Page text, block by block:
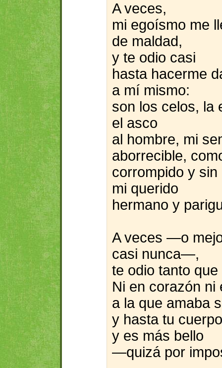
A veces,
mi egoísmo me
de maldad,
y te odio casi
hasta hacerme
a mí mismo:
son los celos, la
el asco
al hombre, mi
aborrecible,
corrompido y sin
mi querido
hermano y
A veces —o
casi nunca—,
te odio tanto
Ni en corazón ni
a la que amaba
y hasta tu
y es más bello
—quizá por